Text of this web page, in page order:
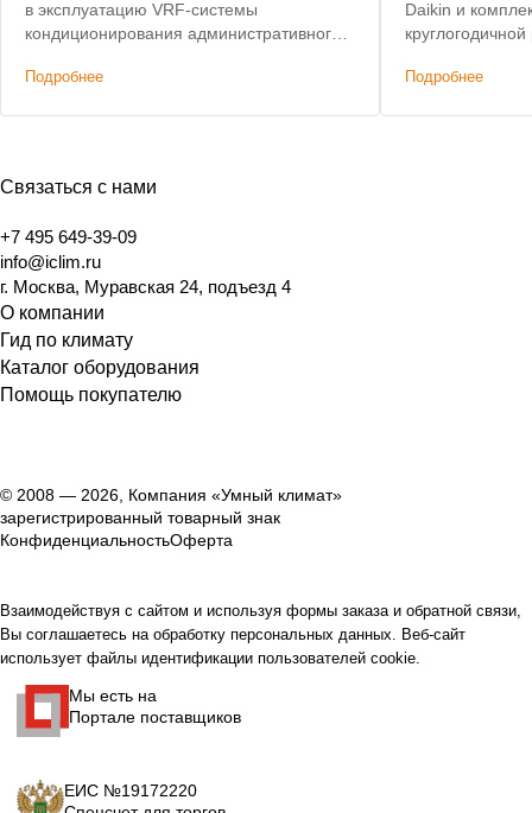
в эксплуатацию VRF-системы
кондиционирования административного
Подробнее
Daikin и
Подробнее
Связаться с нами
+7 495 649-39-09
info@iclim.ru
г. Москва, Муравская 24, подъезд 4
О компании
Гид по климату
Каталог оборудования
Помощь покупателю
© 2008 — 2026, Компания «Умный климат»
зарегистрированный товарный знак
КонфиденциальностьОферта
Взаимодействуя с сайтом и используя формы заказа и обратной связи,
Вы соглашаетесь на обработку персональных данных. Веб-сайт
использует файлы идентификации пользователей cookie.
Мы есть на
Портале поставщиков
ЕИС №19172220